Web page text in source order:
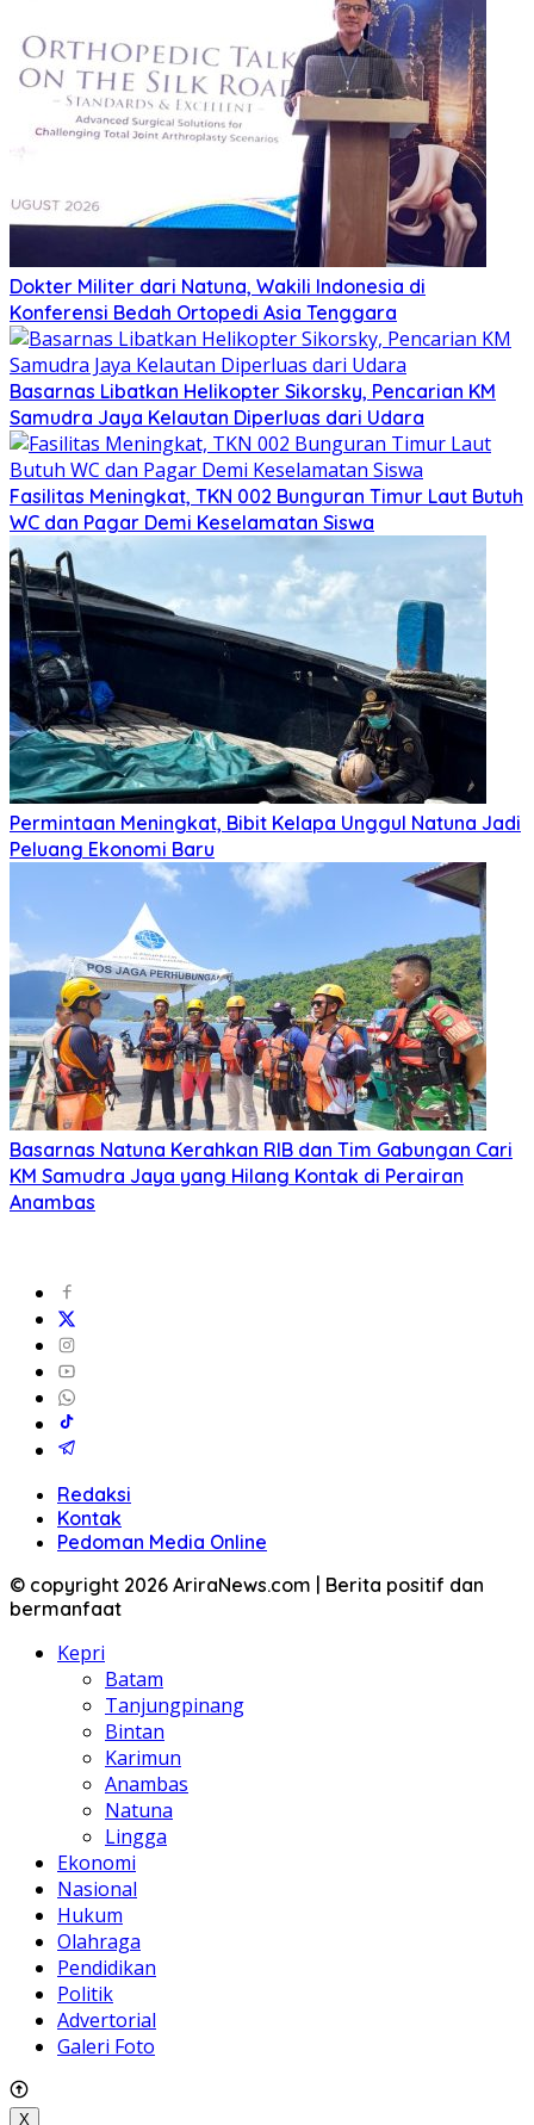
Dokter Militer dari Natuna, Wakili Indonesia di
Konferensi Bedah Ortopedi Asia Tenggara
Basarnas Libatkan Helikopter Sikorsky, Pencarian KM
Samudra Jaya Kelautan Diperluas dari Udara
Fasilitas Meningkat, TKN 002 Bunguran Timur Laut Butuh
WC dan Pagar Demi Keselamatan Siswa
Permintaan Meningkat, Bibit Kelapa Unggul Natuna Jadi
Peluang Ekonomi Baru
Basarnas Natuna Kerahkan RIB dan Tim Gabungan Cari
KM Samudra Jaya yang Hilang Kontak di Perairan
Anambas
Redaksi
Kontak
Pedoman Media Online
© copyright 2026 AriraNews.com | Berita positif dan
bermanfaat
Kepri
Batam
Tanjungpinang
Bintan
Karimun
Anambas
Natuna
Lingga
Ekonomi
Nasional
Hukum
Olahraga
Pendidikan
Politik
Advertorial
Galeri Foto
X